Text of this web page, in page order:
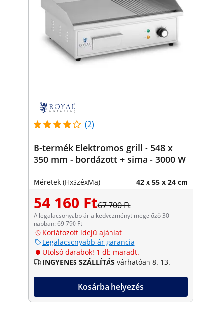
(2)
B-termék Elektromos grill - 548 x
350 mm - bordázott + sima - 3000 W
Méretek (HxSzéxMa) 42 x 55 x 24 cm
54 160 Ft67 700 Ft
A legalacsonyabb ár a kedvezményt megelőző 30
napban: 69 790 Ft
Korlátozott idejű ajánlat
Legalacsonyabb ár garancia
Utolsó darabok! 1 db maradt.
INGYENES SZÁLLÍTÁS várhatóan 8. 13.
Kosárba helyezés